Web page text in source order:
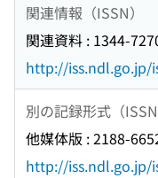
関連情報（ISSN）
関連資料 : 1344-
http://iss.ndl.go.jp/
別の記録形式（ISSN
他媒体版 : 2188-
http://iss.ndl.go.jp/